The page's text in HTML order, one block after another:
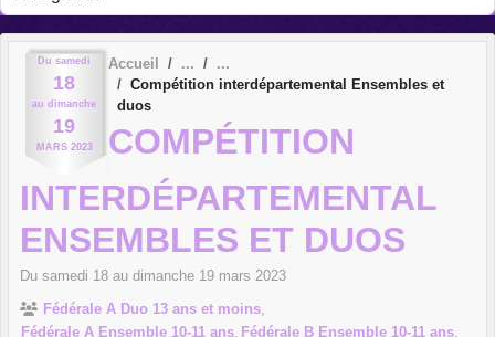
Du samedi
18
au dimanche
19
MARS 2023
Accueil
Compétition interdépartemental Ensembles et
duos
COMPÉTITION
INTERDÉPARTEMENTAL
ENSEMBLES ET DUOS
Du samedi 18 au dimanche 19 mars 2023
Fédérale A Duo 13 ans et moins
Fédérale A Ensemble 10-11 ans Fédérale B Ensemble 10-11 ans